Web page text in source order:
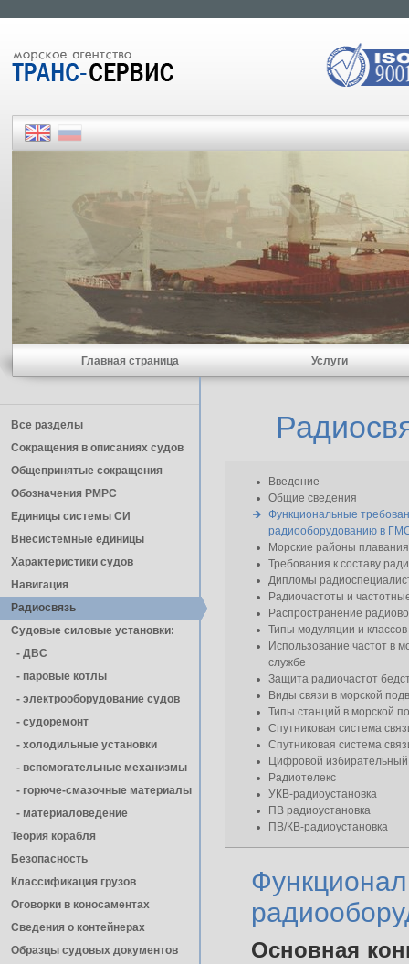
Главная страница Услуги
Все разделы
Сокращения в описаниях судов
Общепринятые сокращения
Обозначения РМРС
Единицы cистемы СИ
Внесистемные единицы
Характеристики судов
Навигация
Радиосвязь
Судовые силовые установки:
- ДВС
- паровые котлы
- электрооборудование судов
- cудоремонт
- холодильные установки
- вспомогательные механизмы
- горюче-смазочные материалы
- материаловедение
Теория корабля
Безопасность
Классификация грузов
Оговорки в коносаментах
Сведения о контейнерах
Образцы судовых документов
Введение
Общие сведения
Функциональные
радиооборудованию в
Морские районы плавания
Требования к составу
Дипломы
Радиочастоты и
Распространение
Типы модуляции и
Использование частот в
службе
Защита радиочастот
Виды связи в морской
Типы станций в морской
Спутниковая система
Спутниковая система
Цифровой
Радиотелекс
УКВ-радиоустановка
ПВ радиоустановка
ПВ/КВ-радиоустановка
Основная